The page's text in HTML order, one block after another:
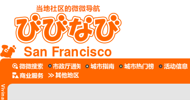
San Francisco